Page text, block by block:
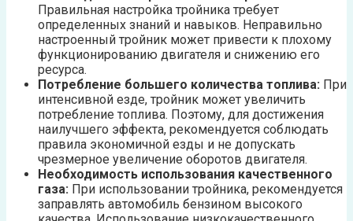
Правильная настройка тройника требует
определенных знаний и навыков. Неправильно
настроенный тройник может привести к плохому
функционированию двигателя и снижению его
ресурса.
Потребление большего количества топлива: При
интенсивной езде, тройник может увеличить
потребление топлива. Поэтому, для достижения
наилучшего эффекта, рекомендуется соблюдать
правила экономичной езды и не допускать
чрезмерное увеличение оборотов двигателя.
Необходимость использования качественного
газа: При использовании тройника, рекомендуется
заправлять автомобиль бензином высокого